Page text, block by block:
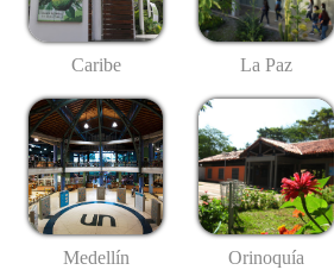
Caribe La Paz
Medellín Orinoquía